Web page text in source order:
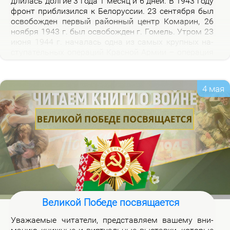
фронт при­бли­зил­ся к Бе­ло­рус­сии. 23 сен­тяб­ря был
осво­бож­ден пер­вый рай­он­ный центр Ко­ма­рин, 26
но­яб­ря 1943 г. был осво­бож­ден г. Го­мель. Утром 23
за­хват­чи­ков с тер­ри­то­рии Бе­ло­рус­сии.
4 мая
Великой Победе посвящается
Ува­жа­е­мые чи­та­те­ли, пред­став­ля­ем ва­ше­му вни­